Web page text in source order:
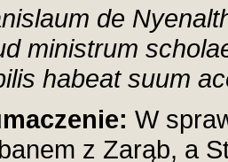
de
ministrum
habeat suum
W
z Zarąb, a